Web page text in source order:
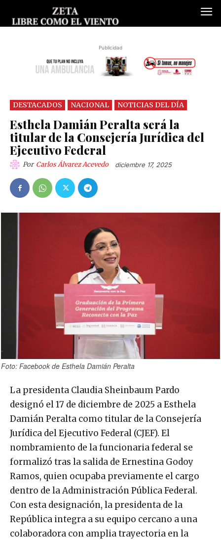
Publicidad
DESTACADOS NACIONAL NOTICIAS DEL DÍA
Esthela Damián Peralta será la
titular de la Consejería Jurídica del
Ejecutivo Federal
Por Carlos Álvarez Acevedo diciembre 17, 2025
Foto: Facebook de Esthela Damián Peralta
La presidenta Claudia Sheinbaum Pardo
designó el 17 de diciembre de 2025 a Esthela
Damián Peralta como titular de la Consejería
Jurídica del Ejecutivo Federal (CJEF). El
nombramiento de la funcionaria federal se
formalizó tras la salida de Ernestina Godoy
Ramos, quien ocupaba previamente el cargo
dentro de la Administración Pública Federal.
Con esta designación, la presidenta de la
República integra a su equipo cercano a una
colaboradora con amplia trayectoria en la